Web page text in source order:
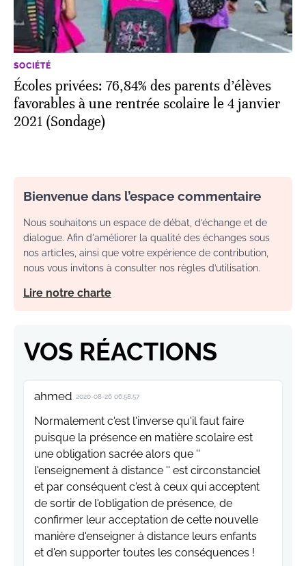
SOCIÉTÉ
Écoles privées: 76,84% des parents d’élèves
favorables à une rentrée scolaire le 4 janvier
2021 (Sondage)
Bienvenue dans l’espace commentaire
Nous souhaitons un espace de débat, d’échange et de
dialogue. Afin d'améliorer la qualité des échanges sous
nos articles, ainsi que votre expérience de contribution,
nous vous invitons à consulter nos règles d’utilisation.
Lire notre charte
VOS RÉACTIONS
ahmed 2020-08-26 06:58:57
Normalement c'est l'inverse qu'il faut faire
puisque la présence en matière scolaire est
une obligation sacrée alors que ''
l'enseignement à distance '' est circonstanciel
et par conséquent c'est à ceux qui acceptent
de sortir de l'obligation de présence, de
confirmer leur acceptation de cette nouvelle
manière d'enseigner à distance leurs enfants
et d'en supporter toutes les conséquences !